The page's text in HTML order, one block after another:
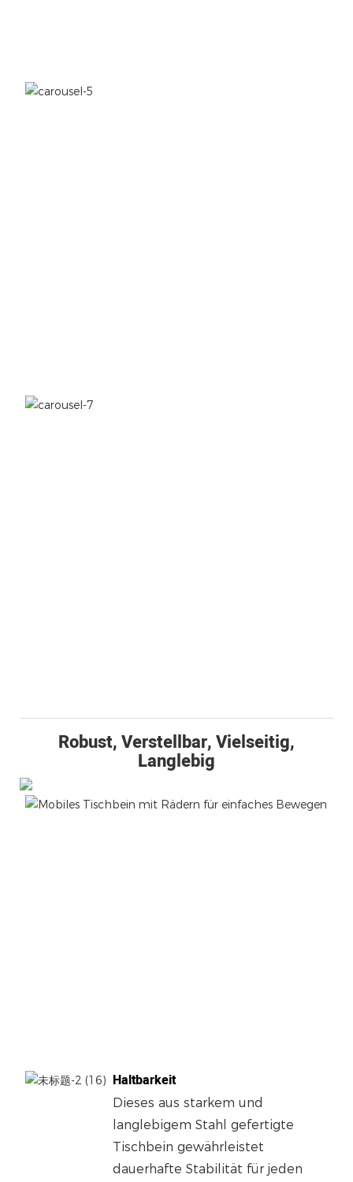
Robust, Verstellbar, Vielseitig,
Langlebig
Haltbarkeit
Dieses aus starkem und
langlebigem Stahl gefertigte
Tischbein gewährleistet
dauerhafte Stabilität für jeden